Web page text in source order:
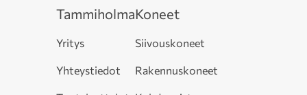
Tammiholma
Yritys
Yhteystiedot
Koneet
Siivouskoneet
Rakennuskoneet